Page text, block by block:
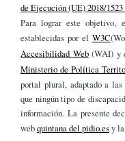
de Ejecución (UE) 2018/
Para lograr este objetivo,
establecidas por el W3C
Accesibilidad Web(WAI)
Ministerio de Política
portal plural, adaptado a
que ningún tipo de
información. La presente
webquintana del pidio.esy